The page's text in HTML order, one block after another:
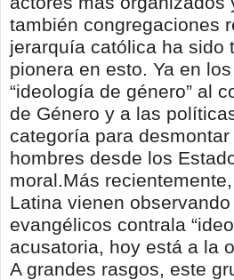
también congregaciones
jerarquía católica ha sido
pionera en esto. Ya en
“ideología de género” al
de Género y a las
categoría para
hombres desde los
moral.Más
Latina vienen
evangélicos contrala
acusatoria, hoy está a la
A grandes rasgos, este